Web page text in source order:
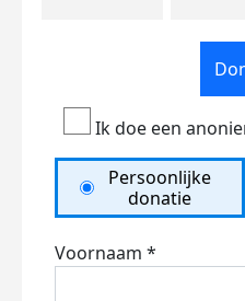
Ik doe een
Persoonlijke
donatie
Voornaam *